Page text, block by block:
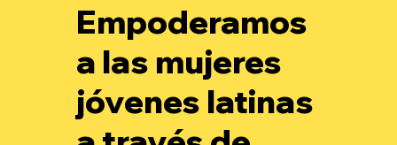
Empoderamos
a las mujeres
jóvenes latinas